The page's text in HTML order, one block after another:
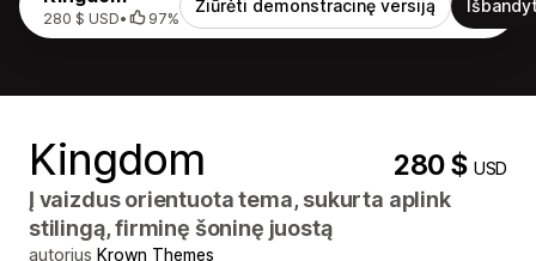
280 $ USD• 97%
Žiūrėti demonstracinę versiją
Kingdom 280 $USD
Į vaizdus orientuota tema, sukurta aplink
stilingą, firminę šoninę juostą
autorius Krown Themes